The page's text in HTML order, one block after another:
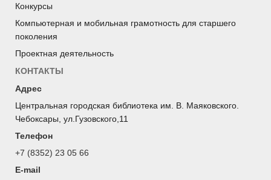
Конкурсы
Компьютерная и мобильная грамотность для старшего
поколения
Проектная деятельность
КОНТАКТЫ
Адрес
Центральная городская библиотека им. В. Маяковского.
Чебоксары, ул.Гузовского,11
Телефон
+7 (8352) 23 05 66
E-mail